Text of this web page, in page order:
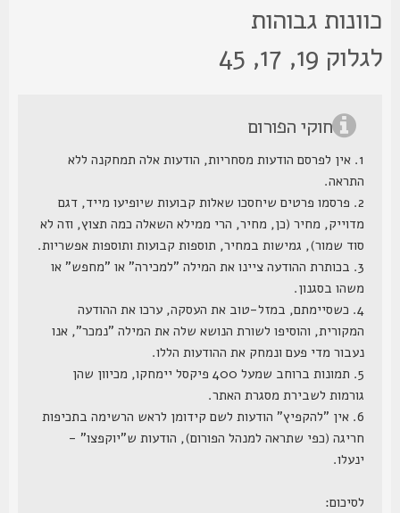
גבוהות
19, 17, 45
חוקי הפורום
1. אין לפרסם הודעות מסחריות, הודעות אלה תמחקנה ללא
התראה.
2. פרסמו פרטים שיחסכו שאלות קבועות שיופיעו מייד, דגם
מדוייק, מחיר (כן, מחיר, הרי ממילא השאלה כמה תצוץ, וזה לא
סוד שמור), גמישות במחיר, תוספות קבועות ותוספות אפשריות.
3. בכותרת ההודעה ציינו את המילה "למכירה" או "מחפש" או
משהו בסגנון.
4. כשסיימתם, במזל-טוב את העסקה, ערכו את ההודעה
המקורית, והוסיפו לשורת הנושא שלה את המילה "נמכר", אנו
נעבור מדי פעם ונמחק את ההודעות הללו.
5. תמונות ברוחב שמעל 400 פיקסל יימחקו, מכיוון שהן
גורמות לשבירת מסגרת האתר.
6. אין "להקפיץ" הודעות לשם קידומן לראש הרשימה בתכיפות
חריגה (כפי שתראה למנהל הפורום), הודעות ש"יוקפצו" -
ינעלו.
לסיכום: